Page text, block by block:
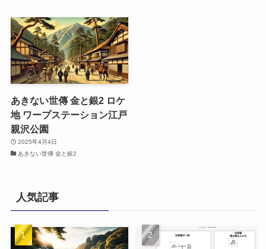
あきない世傳 金と銀2 ロケ
地 ワープステーション江戸
親沢公園
2025年4月4日
あきない世傳 金と銀2
人気記事